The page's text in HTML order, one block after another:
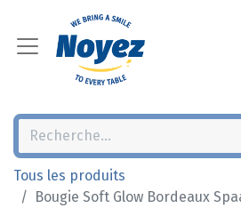
Tous les produits
Bougie Soft Glow Bordeaux